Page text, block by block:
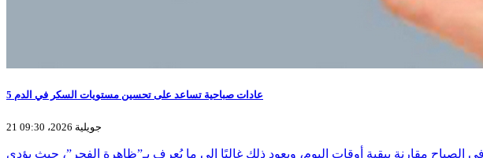
5 عادات صباحية تساعد على تحسين مستويات السكر في الدم
21 جويلية 2026، 09:30